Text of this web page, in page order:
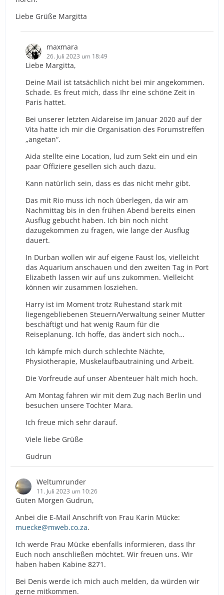
Liebe Grüße Margitta
maxmara
26. Juli 2023 um 18:49
Liebe Margitta,
Deine Mail ist tatsächlich nicht bei mir angekommen.
Schade. Es freut mich, dass Ihr eine schöne Zeit in
Paris hattet.
Bei unserer letzten Aidareise im Januar 2020 auf der
Vita hatte ich mir die Organisation des Forumstreffen
„angetan“.
Aida stellte eine Location, lud zum Sekt ein und ein
paar Offiziere gesellen sich auch dazu.
Kann natürlich sein, dass es das nicht mehr gibt.
Das mit Rio muss ich noch überlegen, da wir am
Nachmittag bis in den frühen Abend bereits einen
Ausflug gebucht haben. Ich bin noch nicht
dazugekommen zu fragen, wie lange der Ausflug
dauert.
In Durban wollen wir auf eigene Faust los, vielleicht
das Aquarium anschauen und den zweiten Tag in Port
Elizabeth lassen wir auf uns zukommen. Vielleicht
können wir zusammen losziehen.
Harry ist im Moment trotz Ruhestand stark mit
liegengebliebenen Steuern/Verwaltung seiner Mutter
beschäftigt und hat wenig Raum für die
Reiseplanung. Ich hoffe, das ändert sich noch…
Ich kämpfe mich durch schlechte Nächte,
Physiotherapie, Muskelaufbautraining und Arbeit.
Die Vorfreude auf unser Abenteuer hält mich hoch.
Am Montag fahren wir mit dem Zug nach Berlin und
besuchen unsere Tochter Mara.
Ich freue mich sehr darauf.
Viele liebe Grüße
Gudrun
Weltumrunder
11. Juli 2023 um 10:26
Guten Morgen Gudrun,
Anbei die E-Mail Anschrift von Frau Karin Mücke:
muecke@mweb.co.za.
Ich werde Frau Mücke ebenfalls informieren, dass Ihr
Euch noch anschließen möchtet. Wir freuen uns. Wir
haben haben Kabine 8271.
Bei Denis werde ich mich auch melden, da würden wir
gerne mitkommen.